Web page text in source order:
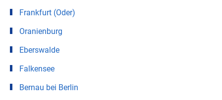
Frankfurt (Oder)
Oranienburg
Eberswalde
Falkensee
Bernau bei Berlin